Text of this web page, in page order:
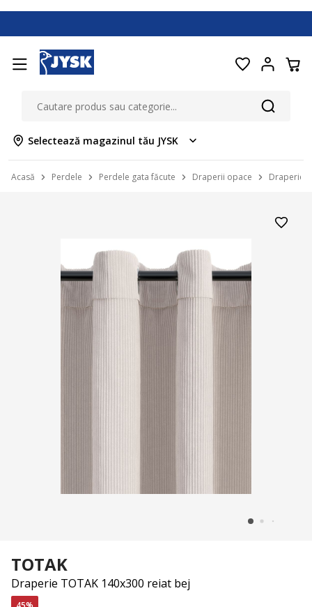
Selectează magazinul tău JYSK
Acasă Perdele Perdele gata făcute Draperii opace Draperie
TOTAK
Draperie TOTAK 140x300 reiat bej